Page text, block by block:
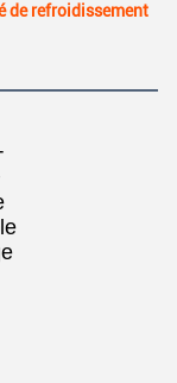
de refroidissement